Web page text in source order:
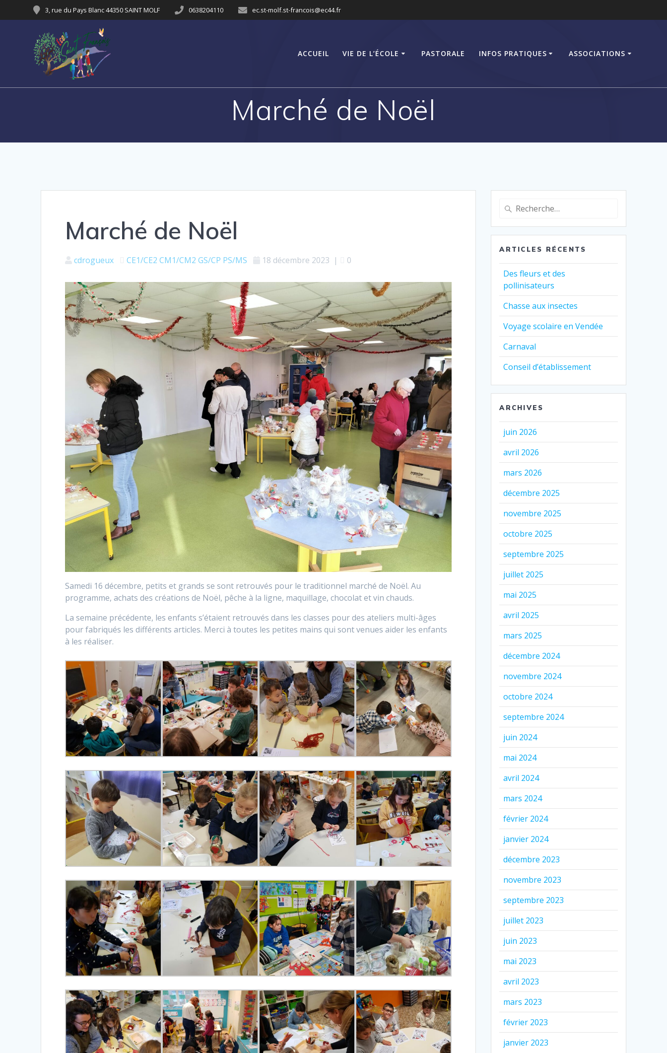
au
3, rue du Pays Blanc 44350 SAINT MOLF 0638204110 ec.st-molf.st-francois@ec44.fr
ACCUEIL VIE DE L’ÉCOLE PASTORALE INFOS PRATIQUES ASSOCIATIONS
Marché de Noël
Marché de Noël
cdrogueux CE1/CE2 CM1/CM2 GS/CP PS/MS 18 décembre 2023 | 0
Samedi 16 décembre, petits et grands se sont retrouvés pour le traditionnel marché de Noël. Au
programme, achats des créations de Noël, pêche à la ligne, maquillage, chocolat et vin chauds.
La semaine précédente, les enfants s’étaient retrouvés dans les classes pour des ateliers multi-âges
pour fabriqués les différents articles. Merci à toutes les petites mains qui sont venues aider les enfants
à les réaliser.
Recherche
pour
:
ARTICLES RÉCENTS
Des fleurs et des
pollinisateurs
Chasse aux insectes
Voyage scolaire en Vendée
Carnaval
Conseil d’établissement
ARCHIVES
juin 2026
avril 2026
mars 2026
décembre 2025
novembre 2025
octobre 2025
septembre 2025
juillet 2025
mai 2025
avril 2025
mars 2025
décembre 2024
novembre 2024
octobre 2024
septembre 2024
juin 2024
mai 2024
avril 2024
mars 2024
février 2024
janvier 2024
décembre 2023
novembre 2023
septembre 2023
juillet 2023
juin 2023
mai 2023
avril 2023
mars 2023
février 2023
janvier 2023